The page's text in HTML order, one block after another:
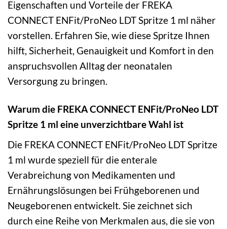
Eigenschaften und Vorteile der FREKA
CONNECT ENFit/ProNeo LDT Spritze 1 ml näher
vorstellen. Erfahren Sie, wie diese Spritze Ihnen
hilft, Sicherheit, Genauigkeit und Komfort in den
anspruchsvollen Alltag der neonatalen
Versorgung zu bringen.
Warum die FREKA CONNECT ENFit/ProNeo LDT
Spritze 1 ml eine unverzichtbare Wahl ist
Die FREKA CONNECT ENFit/ProNeo LDT Spritze
1 ml wurde speziell für die enterale
Verabreichung von Medikamenten und
Ernährungslösungen bei Frühgeborenen und
Neugeborenen entwickelt. Sie zeichnet sich
durch eine Reihe von Merkmalen aus, die sie von